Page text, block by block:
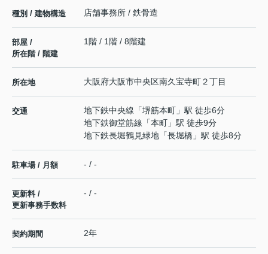
種別 / 建物構造 店舗事務所 / 鉄骨造
部屋 /
所在階 / 階建
1階 / 1階 / 8階建
所在地 大阪府大阪市中央区南久宝寺町２丁目
交通 地下鉄中央線 「堺筋本町 」駅 徒歩6分
地下鉄御堂筋線 「本町 」駅 徒歩9分
地下鉄長堀鶴見緑地 「長堀橋 」駅 徒歩8分
駐車場 / 月額 - / -
更新料 /
更新事務手数料
- / -
契約期間 2年